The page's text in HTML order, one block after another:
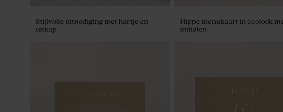
Stijlvolle uitnodiging met hartje en
uitkap
Hippe menukaart in ecolook
initialen